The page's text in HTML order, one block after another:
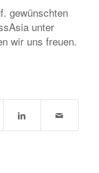
gewünschten
unter
wir uns freuen.